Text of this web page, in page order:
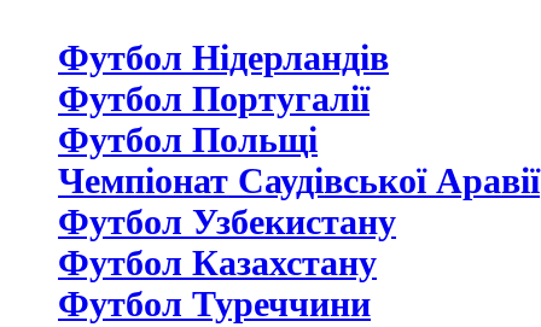
Футбол Нідерландiв
Футбол Португалії
Футбол Польщі
Чемпіонат Саудівської Аравії
Футбол Узбекистану
Футбол Казахстану
Футбол Туреччини